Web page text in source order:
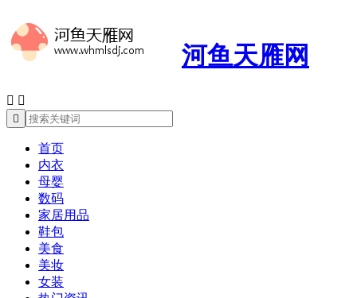
河鱼天雁网
 

首页
内衣
母婴
数码
家居用品
鞋包
美食
美妆
女装